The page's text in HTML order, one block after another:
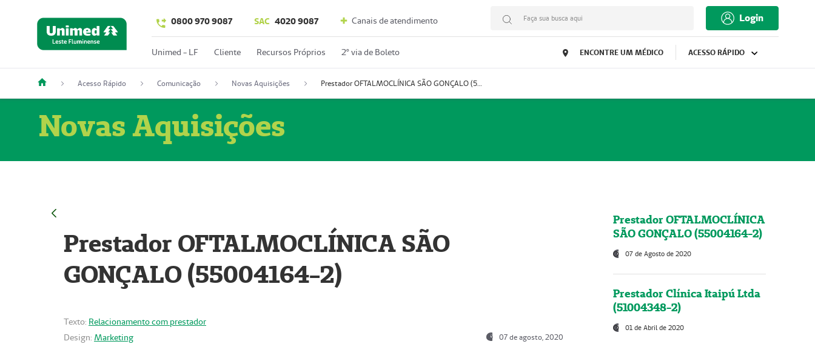
0800 970 9087 SAC 4020 9087 Canais de atendimento Faça sua busca aqui Login
Unimed - LF Cliente Recursos Próprios 2º via de Boleto ENCONTRE UM MÉDICO ACESSO RÁPIDO
Acesso Rápido Comunicação Novas Aquisições Prestador OFTALMOCLÍNICA SÃO GONÇALO (55004164-2)
Novas Aquisições
Prestador OFTALMOCLÍNICA SÃO
GONÇALO (55004164-2)
Texto: Relacionamento com prestador
Design: Marketing 07 de agosto, 2020
Prestador OFTALMOCLÍNICA
SÃO GONÇALO (55004164-2)
07 de Agosto de 2020
Prestador Clínica Itaipú Ltda
(51004348-2)
01 de Abril de 2020